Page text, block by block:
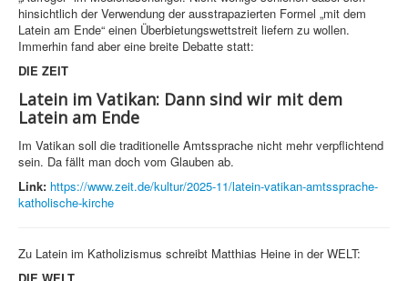
hinsichtlich der Verwendung der ausstrapazierten Formel „mit dem
Latein am Ende“ einen Überbietungswettstreit liefern zu wollen.
Immerhin fand aber eine breite Debatte statt:
DIE ZEIT
Latein im Vatikan: Dann sind wir mit dem
Latein am Ende
Im Vatikan soll die traditionelle Amtssprache nicht mehr verpflichtend
sein. Da fällt man doch vom Glauben ab.
Link: https://www.zeit.de/kultur/2025-11/latein-vatikan-amtssprache-
katholische-kirche
Zu Latein im Katholizismus schreibt Matthias Heine in der WELT: